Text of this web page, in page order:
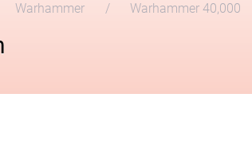
Warhammer Warhammer 40,000